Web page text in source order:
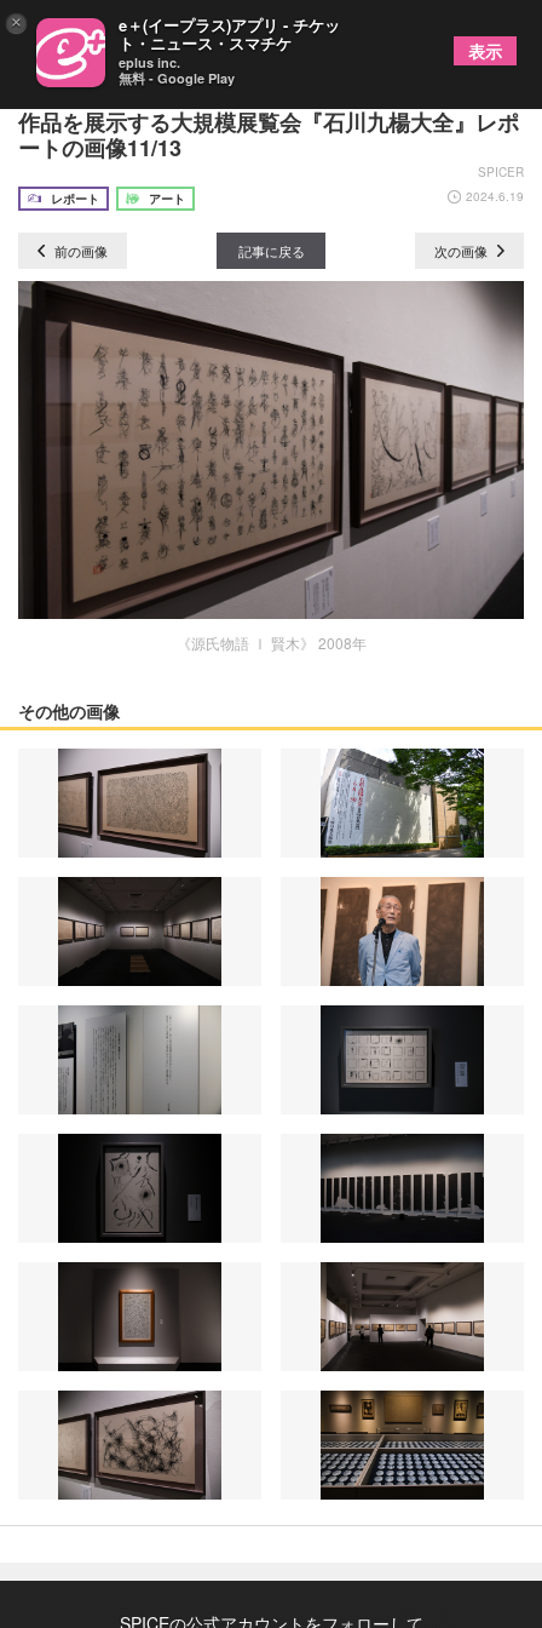
次期大河ドラマの題字でも注目の現代書家、約300
作品を展示する大規模展覧会『石川九楊大全』レポ
ートの画像11/13
SPICER
レポート
アート 2024.6.19
前の画像 記事に戻る 次の画像
《源氏物語 Ⅰ 賢木》 2008年
その他の画像
SPICEの公式アカウントをフォローして
× e＋(イープラス)アプリ - チケッ
ト・ニュース・スマチケ
eplus inc.
無料 - Google Play
表示